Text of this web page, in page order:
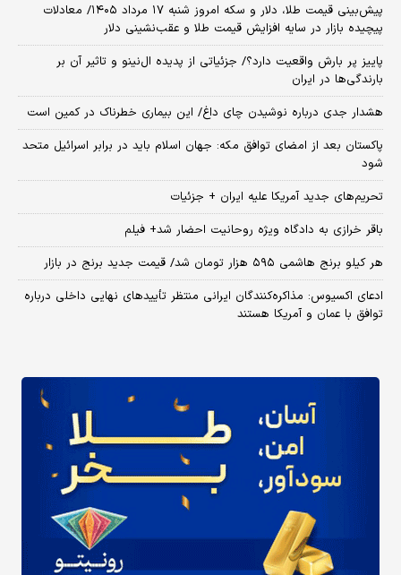
پیش‌بینی قیمت طلا، دلار و سکه امروز شنبه ۱۷ مرداد ۱۴۰۵/ معادلات
پیچیده بازار در سایه افزایش قیمت طلا و عقب‌نشینی دلار
پاییز پر بارش واقعیت دارد؟/ جزئیاتی از پدیده ال‌نینو و تاثیر آن بر
بارندگی‌ها در ایران
هشدار جدی درباره نوشیدن چای داغ/ این بیماری خطرناک در کمین است
پاکستان بعد از امضای توافق مکه: جهان اسلام باید در برابر اسرائیل متحد
شود
تحریم‌های جدید آمریکا علیه ایران + جزئیات
باقر خرازی به دادگاه ویژه روحانیت احضار شد+ فیلم
هر کیلو برنج هاشمی ۵۹۵ هزار تومان شد/ قیمت جدید برنج در بازار
ادعای اکسیوس: مذاکره‌کنندگان ایرانی منتظر تأییدهای نهایی داخلی درباره
توافق با عمان و آمریکا هستند